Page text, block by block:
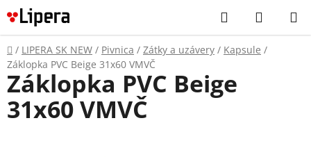
Prejsť
na
obsah
Hľadať
KOŠÍK
Domov
/ LIPERA SK NEW / Pivnica / Zátky a uzávery / Kapsule /
Záklopka PVC Beige 31x60 VMVČ
Záklopka PVC Beige
31x60 VMVČ